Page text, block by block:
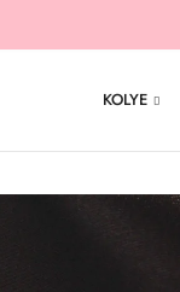
KOLYE